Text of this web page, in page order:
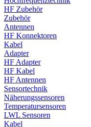
HF Zubehör
Zubehör
Antennen
HF Konnektoren
Kabel
Adapter
HF Adapter
HF Kabel
HF Antennen
Sensortechnik
Näherungssensoren
Temperatursensoren
LWL Sensoren
Kabel